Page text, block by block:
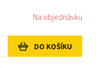
Na objednávku
DO KOŠÍKU